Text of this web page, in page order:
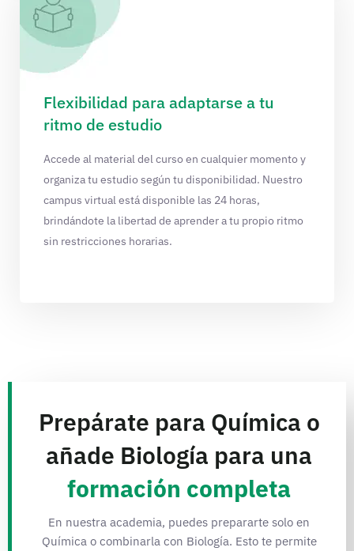
Flexibilidad para adaptarse a tu
ritmo de estudio
Accede al material del curso en cualquier momento y
organiza tu estudio según tu disponibilidad. Nuestro
campus virtual está disponible las 24 horas,
brindándote la libertad de aprender a tu propio ritmo
sin restricciones horarias.​
Prepárate para Química o
añade Biología para una
formación completa
En nuestra academia, puedes prepararte solo en
Química o combinarla con Biología. Esto te permite